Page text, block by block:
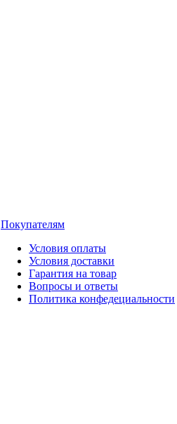
Покупателям
Условия оплаты
Условия доставки
Гарантия на товар
Вопросы и ответы
Политика конфедециальности